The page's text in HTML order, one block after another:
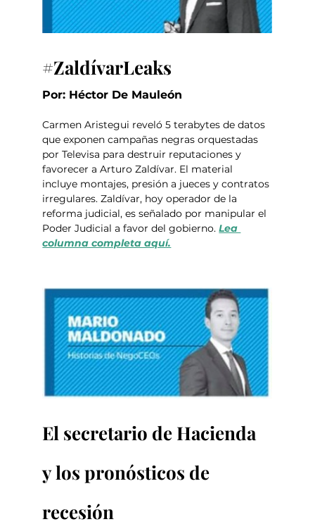
#ZaldívarLeaks
Por: Héctor De Mauleón
Carmen Aristegui reveló 5 terabytes de datos
que exponen campañas negras orquestadas
por Televisa para destruir reputaciones y
favorecer a Arturo Zaldívar. El material
incluye montajes, presión a jueces y contratos
irregulares. Zaldívar, hoy operador de la
reforma judicial, es señalado por manipular el
Poder Judicial a favor del gobierno. Lea
columna completa aquí.
El secretario de Hacienda
y los pronósticos de
recesión